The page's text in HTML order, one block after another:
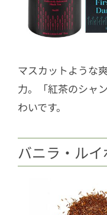
マスカットような
力。「紅茶のシャ
わいです。
バニラ・ルイ